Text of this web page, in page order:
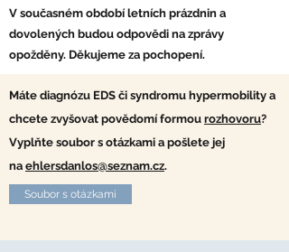
V současném období letních prázdnin a
dovolených budou odpovědi na zprávy
opožděny. Děkujeme za pochopení.
Máte diagnózu EDS či syndromu hypermobility a
chcete zvyšovat povědomí formou rozhovoru?
Vyplňte soubor s otázkami a pošlete jej
na ehlersdanlos@seznam.cz.
Soubor s otázkami